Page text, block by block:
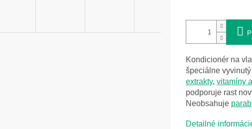
Kondicionér na
špeciálne vyvinutý
extrakty, vitamíny
podporuje rast
Neobsahuje
Detailné